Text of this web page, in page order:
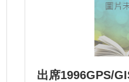
出席1996GPS/